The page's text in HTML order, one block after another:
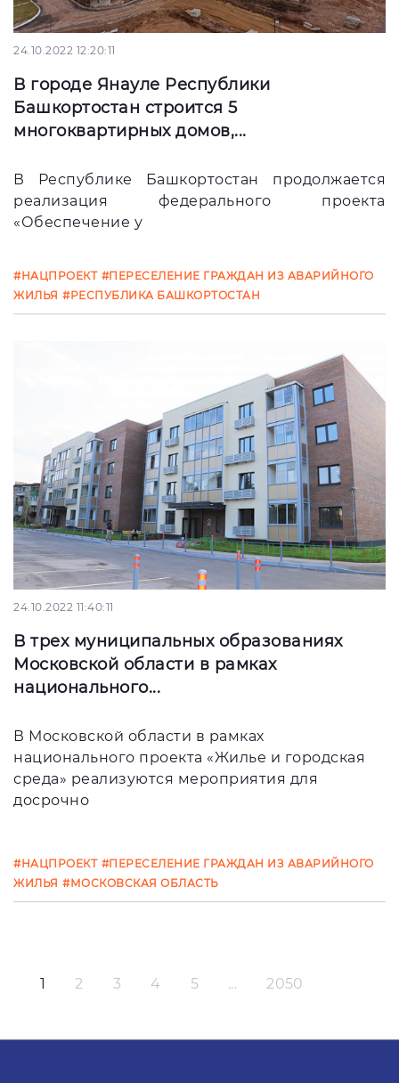
24.10.2022 12:20:11
В городе Янауле Республики
Башкортостан строится 5
многоквартирных домов,...
В Республике Башкортостан продолжается
реализация федерального проекта
«Обеспечение у
#НАЦПРОЕКТ #ПЕРЕСЕЛЕНИЕ ГРАЖДАН ИЗ АВАРИЙНОГО
ЖИЛЬЯ #РЕСПУБЛИКА БАШКОРТОСТАН
24.10.2022 11:40:11
В трех муниципальных образованиях
Московской области в рамках
национального...
В Московской области в рамках
национального проекта «Жилье и городская
среда» реализуются мероприятия для
досрочно
#НАЦПРОЕКТ #ПЕРЕСЕЛЕНИЕ ГРАЖДАН ИЗ АВАРИЙНОГО
ЖИЛЬЯ #МОСКОВСКАЯ ОБЛАСТЬ
1 2 3 4 5 ... 2050